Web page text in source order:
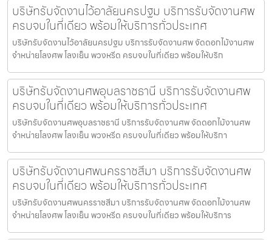
บริษัทรับจัดงานไว้อาลัยนครปฐม บริการรับจัดงานศพ
ครบจบในที่เดียว พร้อมให้บริการทั่วประเทศ
บริษัทรับจัดงานไว้อาลัยนครปฐม บริการรับจัดงานศพ จัดดอกไม้งานศพ
จำหน่ายโลงศพ โลงเย็น พวงหรีด ครบจบในที่เดียว พร้อมให้บริก
บริษัทรับจัดงานศพอุบลราชธานี บริการรับจัดงานศพ
ครบจบในที่เดียว พร้อมให้บริการทั่วประเทศ
บริษัทรับจัดงานศพอุบลราชธานี บริการรับจัดงานศพ จัดดอกไม้งานศพ
จำหน่ายโลงศพ โลงเย็น พวงหรีด ครบจบในที่เดียว พร้อมให้บริกา
บริษัทรับจัดงานศพนครราชสีมา บริการรับจัดงานศพ
ครบจบในที่เดียว พร้อมให้บริการทั่วประเทศ
บริษัทรับจัดงานศพนครราชสีมา บริการรับจัดงานศพ จัดดอกไม้งานศพ
จำหน่ายโลงศพ โลงเย็น พวงหรีด ครบจบในที่เดียว พร้อมให้บริการ